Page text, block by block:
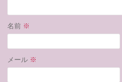
名前 ※
メール ※